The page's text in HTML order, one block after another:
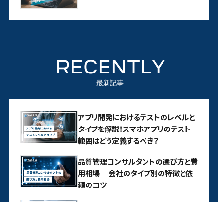
RECENTLY
最新記事
アプリ開発におけるテストのレベルと
タイプを解説！スマホアプリのテスト
範囲はどう定義するべき？
品質管理コンサルタントの選び方と費
用相場 会社のタイプ別の特徴と依
頼のコツ